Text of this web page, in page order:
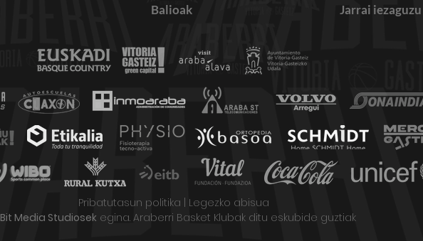
Balioak
Jarrai iezaguzu
Pribatutasun politika
Legezko abisua
Bit Media Studiosek egina. Araberri Basket Klubak ditu eskubide guztiak